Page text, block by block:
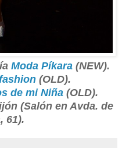
Moda Píkara (NEW).
(OLD).
de mi Niña(OLD).
(Salón en Avda. de
61).